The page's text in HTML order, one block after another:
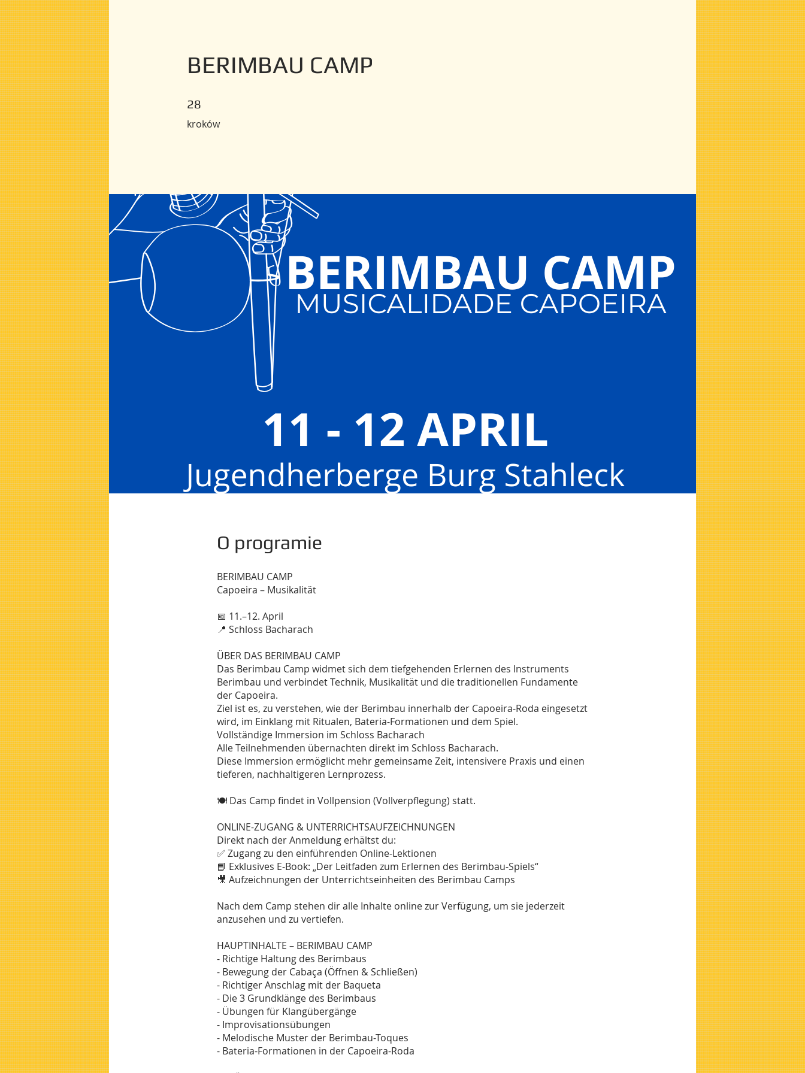
BERIMBAU CAMP
28
kroków
28 kroków
O programie
BERIMBAU CAMP
Capoeira – Musikalität
📅 11.–12. April
📍 Schloss Bacharach
ÜBER DAS BERIMBAU CAMP
Das Berimbau Camp widmet sich dem tiefgehenden Erlernen des Instruments
Berimbau und verbindet Technik, Musikalität und die traditionellen Fundamente
der Capoeira.
Ziel ist es, zu verstehen, wie der Berimbau innerhalb der Capoeira-Roda eingesetzt
wird, im Einklang mit Ritualen, Bateria-Formationen und dem Spiel.
Vollständige Immersion im Schloss Bacharach
Alle Teilnehmenden übernachten direkt im Schloss Bacharach.
Diese Immersion ermöglicht mehr gemeinsame Zeit, intensivere Praxis und einen
tieferen, nachhaltigeren Lernprozess.
🍽 Das Camp findet in Vollpension (Vollverpflegung) statt.
ONLINE-ZUGANG & UNTERRICHTSAUFZEICHNUNGEN
Direkt nach der Anmeldung erhältst du:
✅ Zugang zu den einführenden Online-Lektionen
📘 Exklusives E-Book: „Der Leitfaden zum Erlernen des Berimbau-Spiels“
🎥 Aufzeichnungen der Unterrichtseinheiten des Berimbau Camps
Nach dem Camp stehen dir alle Inhalte online zur Verfügung, um sie jederzeit
anzusehen und zu vertiefen.
HAUPTINHALTE – BERIMBAU CAMP
- Richtige Haltung des Berimbaus
- Bewegung der Cabaça (Öffnen & Schließen)
- Richtiger Anschlag mit der Baqueta
- Die 3 Grundklänge des Berimbaus
- Übungen für Klangübergänge
- Improvisationsübungen
- Melodische Muster der Berimbau-Toques
- Bateria-Formationen in der Capoeira-Roda